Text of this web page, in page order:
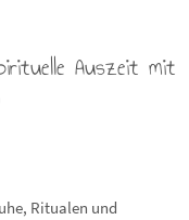
Auszeit mit
Ritualen und